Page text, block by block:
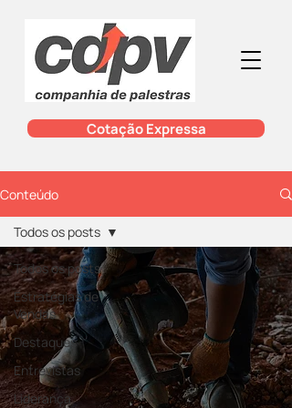
Cotação Expressa
Conteúdo
Todos os posts
Estratégias de
Vendas
Destaques
Entrevistas
Liderança
Todos os posts